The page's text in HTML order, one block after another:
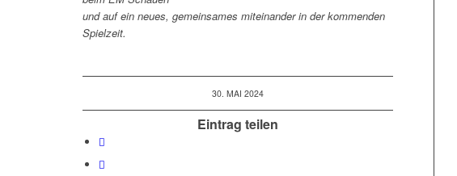
und auf ein neues, gemeinsames miteinander in der kommenden
Spielzeit.
30. MAI 2024
Eintrag teilen